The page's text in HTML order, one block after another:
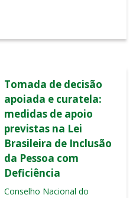
Tomada de decisão
apoiada e curatela:
medidas de apoio
previstas na Lei
Brasileira de Inclusão
da Pessoa com
Deficiência
Conselho Nacional do